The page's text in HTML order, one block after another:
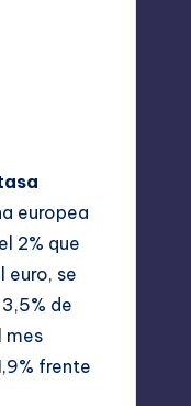
europea
2% que
euro, se
de
mes
frente